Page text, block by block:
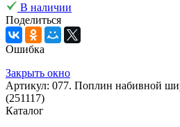
В наличии
Поделиться
Ошибка
Закрыть окно
Артикул: 077. Поплин набивной
(251117)
Каталог